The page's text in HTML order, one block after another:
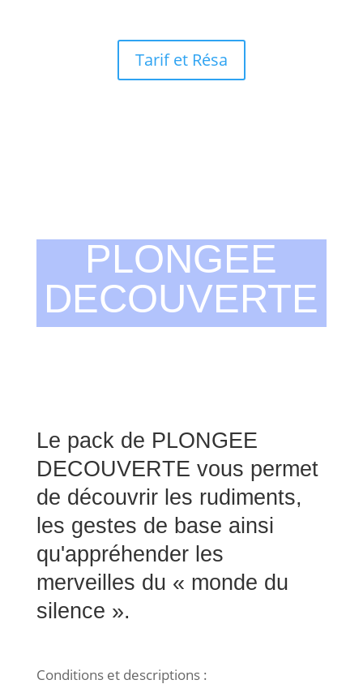
Tarif et Résa
PLONGEE
DECOUVERTE
Le pack de PLONGEE
DECOUVERTE vous permet
de découvrir les rudiments,
les gestes de base ainsi
qu'appréhender les
merveilles du « monde du
silence ».
Conditions et descriptions :